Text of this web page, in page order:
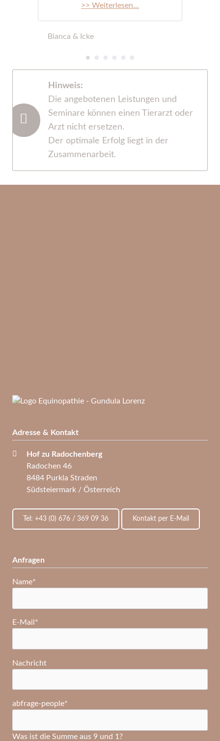
>> Weiterlesen...
Bianca & Icke
Hinweis:
Die angebotenen Leistungen und
Seminare können einen Tierarzt oder
Arzt nicht ersetzen.
Der optimale Erfolg liegt in der
Zusammenarbeit.
Adresse & Kontakt
Hof zu Radochenberg
Radochen 46
8484 Purkla Straden
Südsteiermark / Österreich
Tel: +43 (0) 676 / 369 09 36 Kontakt per E-Mail
Anfragen
Pflichtfeld
Name*
Pflichtfeld
E-Mail *
Nachricht
Pflichtfeld
abfrage-people*
Was ist die Summe aus 9 und 1?